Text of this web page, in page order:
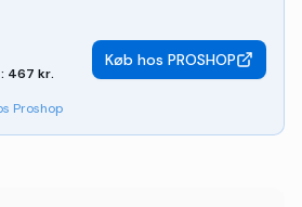
467 kr.
Proshop
Køb hos PROSHOP